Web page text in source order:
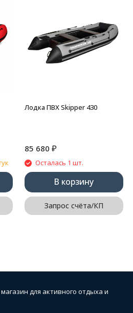
Лодка ПВХ Skipper 430
85 680 ₽
Осталась 1 шт.
В корзину
Запрос счёта/КП
для активного отдыха и